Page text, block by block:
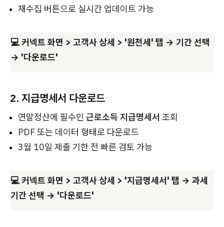
재수집 버튼으로 실시간 업데이트 가능
💻 커넥트 화면 > 고객사 상세 > '원천세' 탭 → 기간 선택
→ '다운로드'
2. 지급명세서 다운로드
연말정산에 필수인 근로소득 지급명세서 조회
PDF 또는 데이터 형태로 다운로드
3월 10일 제출 기한 전 빠른 검토 가능
💻 커넥트 화면 > 고객사 상세 > '지급명세서' 탭 → 과세
기간 선택 → '다운로드'